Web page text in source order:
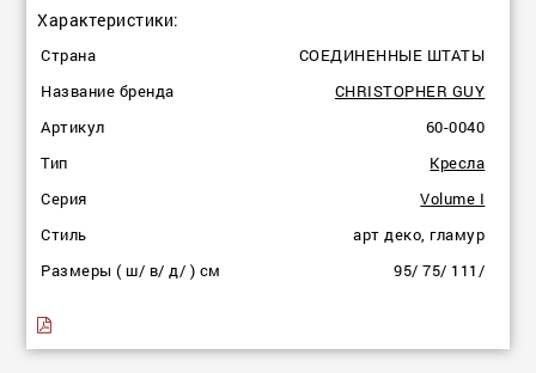
Характеристики:
Страна
СОЕДИНЕННЫЕ ШТАТЫ
Название бренда
CHRISTOPHER GUY
Артикул
60-0040
Тип
Кресла
Серия
Volume I
Стиль
арт деко, гламур
Размеры ( ш/ в/ д/ ) см
95/ 75/ 111/